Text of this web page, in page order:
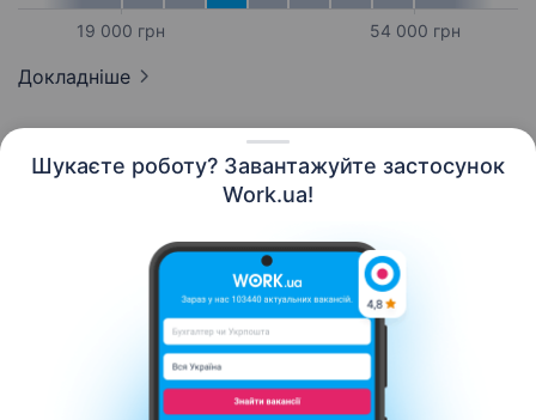
Шукаєте роботу? Завантажуйте застосунок
Work.ua!
19 000 грн 54 000 грн
Докладніше